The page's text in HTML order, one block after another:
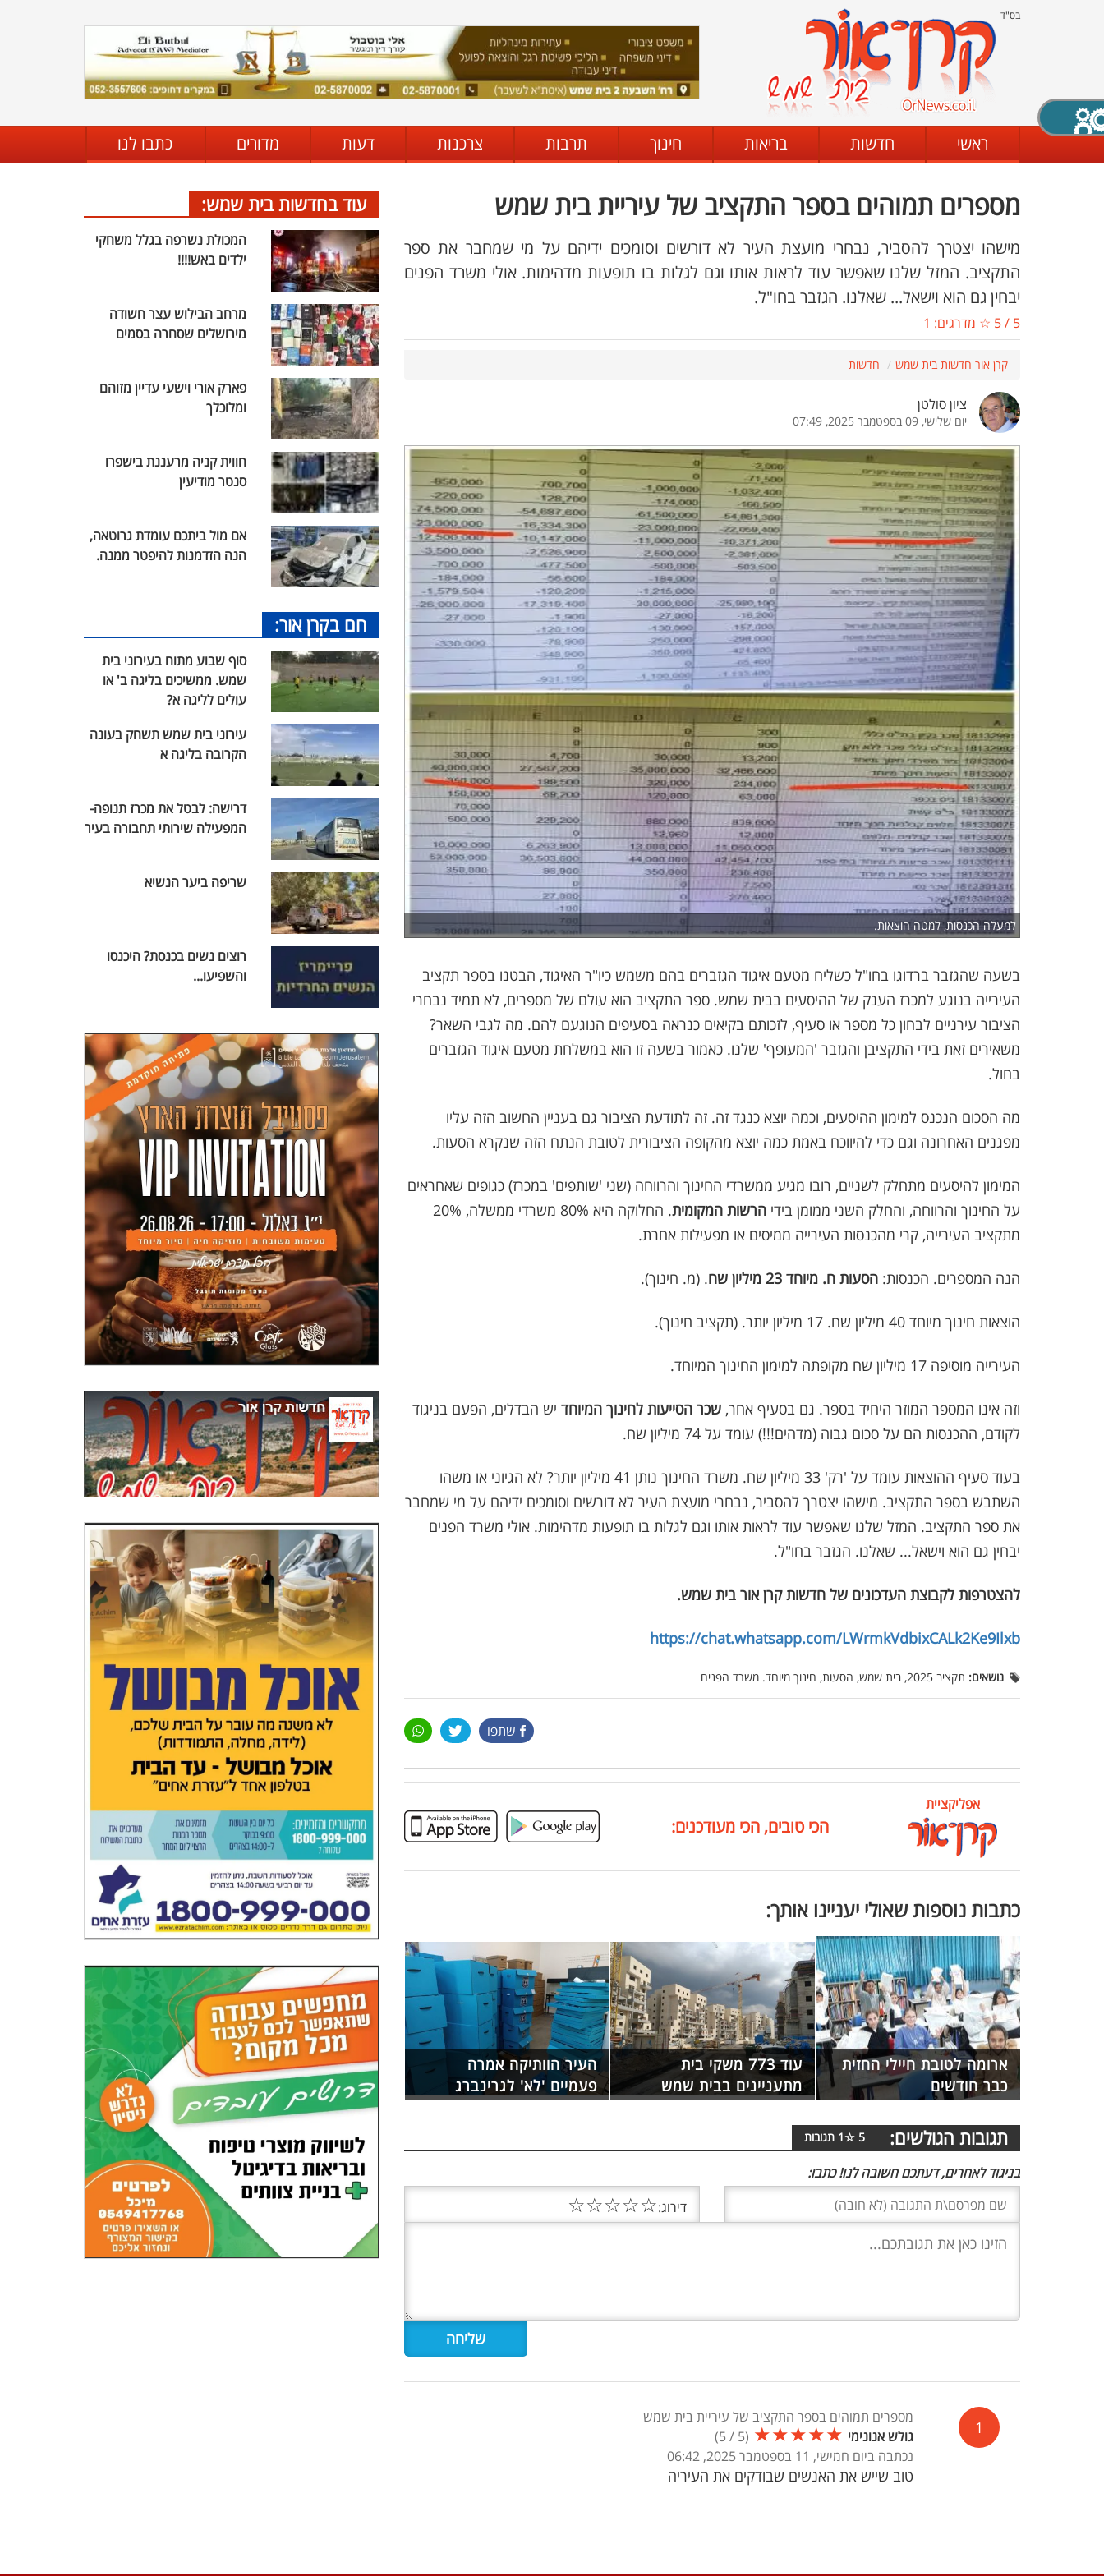
בס"ד
ראשי חדשות בריאות חינוך תרבות צרכנות דעות מדורים כתבו לנו
מספרים תמוהים בספר התקציב של עיריית בית שמש
מישהו יצטרך להסביר, נבחרי מועצת העיר לא דורשים וסומכים ידיהם על מי שמחבר את ספר
התקציב. המזל שלנו שאפשר עוד לראות אותו וגם לגלות בו תופעות מדהימות. אולי משרד הפנים
יבחין גם הוא וישאל... שאלנו. הגזבר בחו"ל.
5
/
5 ☆ מדרגים: 1
קרן אור חדשות בית שמש חדשות
ציון סולטן
יום שלישי, 09 בספטמבר 2025, 07:49
למעלה הכנסות, למטה הוצאות.
בשעה שהגזבר ברדוגו בחו"ל כשליח מטעם איגוד הגזברים בהם משמש כיו"ר האיגוד, הבטנו בספר תקציב
העירייה בנוגע למכרז הענק של ההיסעים בבית שמש. ספר התקציב הוא עולם של מספרים, לא תמיד נבחרי
הציבור עירניים לבחון כל מספר או סעיף, לזכותם בקיאים כנראה בסעיפים הנוגעם להם. מה לגבי השאר?
משאירים זאת בידי התקציבן והגזבר 'המעופף' שלנו. כאמור בשעה זו הוא במשלחת מטעם איגוד הגזברים
בחול.
מה הסכום הנכנס למימון ההיסעים, וכמה יוצא כנגד זה. זה לתודעת הציבור גם בעניין החשוב הזה עליו
מפגנים האחרונה וגם כדי להיווכח באמת כמה יוצא מהקופה הציבורית לטובת הנתח הזה שנקרא הסעות.
המימון להיסעים מתחלק לשניים, רובו מגיע ממשרדי החינוך והרווחה (שני 'שותפים' במכרז) כגופים שאחראים
על החינוך והרווחה, והחלק השני ממומן בידי הרשות המקומית
. החלוקה היא 80% משרדי ממשלה, 20%
מתקציב העירייה, קרי מהכנסות העירייה ממיסים או מפעילות אחרת.
הנה המספרים. הכנסות: הסעות ח. מיוחד 23 מיליון שח . (מ. חינוך).
הוצאות חינוך מיוחד 40 מיליון שח. 17 מיליון יותר. (תקציב חינוך).
העירייה מוסיפה 17 מיליון שח מקופתה למימון החינוך המיוחד.
וזה אינו המספר המוזר היחיד בספר. גם בסעיף אחר, שכר הסייעות לחינוך המיוחד יש הבדלים, הפעם בניגוד
לקודם, ההכנסות הם על סכום גבוה (מדהים!!!) עומד על 74 מיליון שח.
בעוד סעיף ההוצאות עומד על 'רק' 33 מיליון שח. משרד החינוך נותן 41 מיליון יותר? לא הגיוני או משהו
השתבש בספר התקציב. מישהו יצטרך להסביר, נבחרי מועצת העיר לא דורשים וסומכים ידיהם על מי שמחבר
את ספר התקציב. המזל שלנו שאפשר עוד לראות אותו וגם לגלות בו תופעות מדהימות. אולי משרד הפנים
יבחין גם הוא וישאל... שאלנו. הגזבר בחו"ל.
להצטרפות לקבוצת העדכונים של חדשות קרן אור בית שמש.
https://chat.whatsapp.com/LWrmkVdbixCALk2Ke9Ilxb
נושאים: תקציב 2025, בית שמש, הסעות, חינוך מיוחד. משרד הפנים
שתפו
אפליקציית
הכי טובים, הכי מעודכנים:
כתבות נוספות שאולי יעניינו אותך:
ארומה לטובת חיילי החזית
כבר חודשים
עוד 773 משקי בית
מתעניינים בבית שמש
העיר הוותיקה אמרה
פעמיים 'לא' לגרינברג
תגובות הגולשים: 5
☆
1 תגובות
בניגוד לאחרים, דעתכם חשובה לנו! כתבו:
דירוג:☆
☆
☆
☆
☆
1
מספרים תמוהים בספר התקציב של עיריית בית שמש
גולש אנונימי ★
★
★
★
★
(
5
/
5
)
נכתבה ביום חמישי, 11 בספטמבר 2025, 06:42
טוב שייש את האנשים שבודקים את העיריה
עוד בחדשות בית שמש:
המכולת נשרפה בגלל משחקי
ילדים באש!!!!
מרחב הבילוש עצר חשודה
מירושלים שסחרה בסמים
פארק אורי וישעי עדיין מזוהם
ומלוכלך
חווית קניה מרעננת בישפרו
סנטר מודיעין
אם מול ביתכם עומדת גרוטאה,
הנה הזדמנות להיפטר ממנה.
חם בקרן אור:
סוף שבוע מתוח בעירוני בית
שמש. ממשיכים בליגה ב' או
עולים לליגה א?
עירוני בית שמש תשחק בעונה
הקרובה בליגה א
דרישה: לבטל את מכרז תנופה-
המפעילה שירותי תחבורה בעיר
שריפה ביער הנשיא
רוצים נשים בכנסת? היכנסו
והשפיעו...
X סגירה
מצב שחור - לבן קביעת ניגודיות
גופן קריא הגדלת האתר
הדגשת קישורים הדגשת כותרות
כיבוי הבהובים התאמת קריאה